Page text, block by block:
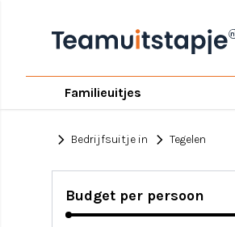
Familieuitjes
chevron_right Bedrijfsuitje in chevron_right Tegelen
Budget per persoon